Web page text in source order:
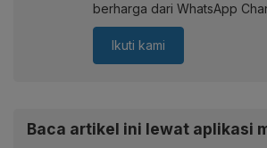
berharga dari WhatsApp
Ikuti kami
Baca artikel ini lewat aplikasi